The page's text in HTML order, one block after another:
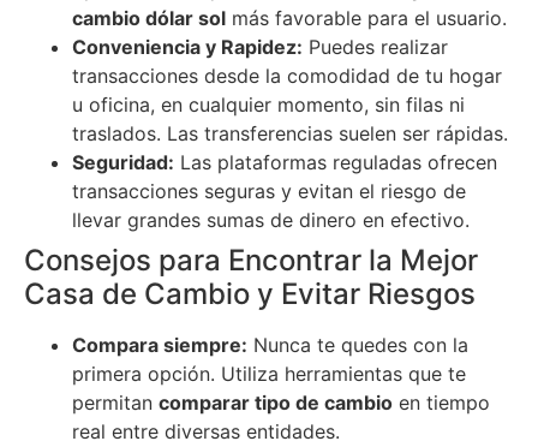
cambio dólar sol más favorable para el usuario.
Conveniencia y Rapidez: Puedes realizar
transacciones desde la comodidad de tu hogar
u oficina, en cualquier momento, sin filas ni
traslados. Las transferencias suelen ser rápidas.
Seguridad: Las plataformas reguladas ofrecen
transacciones seguras y evitan el riesgo de
llevar grandes sumas de dinero en efectivo.
Consejos para Encontrar la Mejor
Casa de Cambio y Evitar Riesgos
Compara siempre: Nunca te quedes con la
primera opción. Utiliza herramientas que te
permitan comparar tipo de cambio en tiempo
real entre diversas entidades.